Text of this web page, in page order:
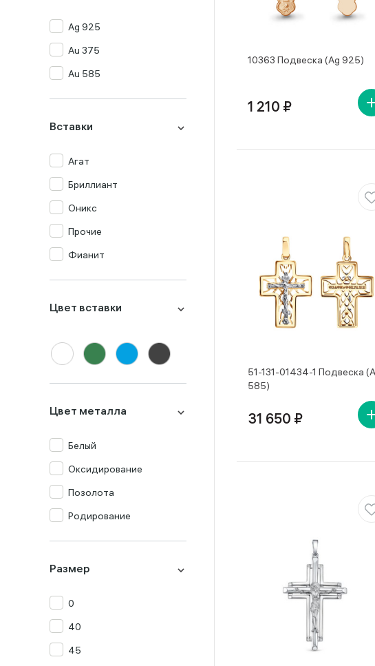
Ag 925
Au 375
Au 585
Вставки
Агат
Бриллиант
Оникс
Прочие
Фианит
Цвет вставки
Цвет металла
Белый
Оксидирование
Позолота
Родирование
Размер
0
40
45
10363 Подвеска (Ag 925)
1 210 ₽
51-131-01434-1 Подвеска
585)
31 650 ₽